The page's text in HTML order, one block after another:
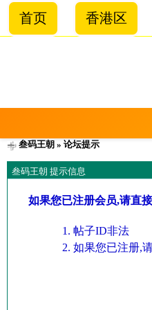
首页 香港区
叁码王朝 » 论坛提示
叁码王朝 提示信息
如果您已注册会员,请直
帖子ID非法
如果您已注册,